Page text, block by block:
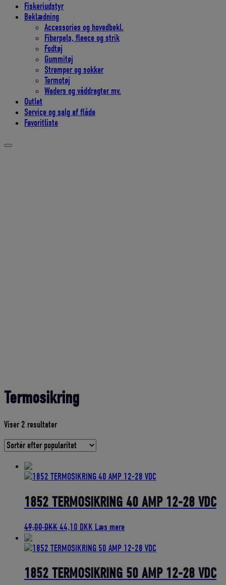
Fiskeriudstyr
Beklædning
Accessories og hovedbekl.
Fiberpels, fleece og strik
Fodtøj
Gummitøj
Strømper og sokker
Termotøj
Waders og våddragter mv.
Outlet
Service og salg af flåde
Favoritliste
Termosikring
Viser 2 resultaterSorteret
gennemsnitlig
1852 TERMOSIKRING 40 AMP 12-28 VDC
49,00DKKDen
pris
49,00 DKK.
44,10 DKK Den
pris
44,10 DKK.
Læs mere
1852 TERMOSIKRING 50 AMP 12-28 VDC